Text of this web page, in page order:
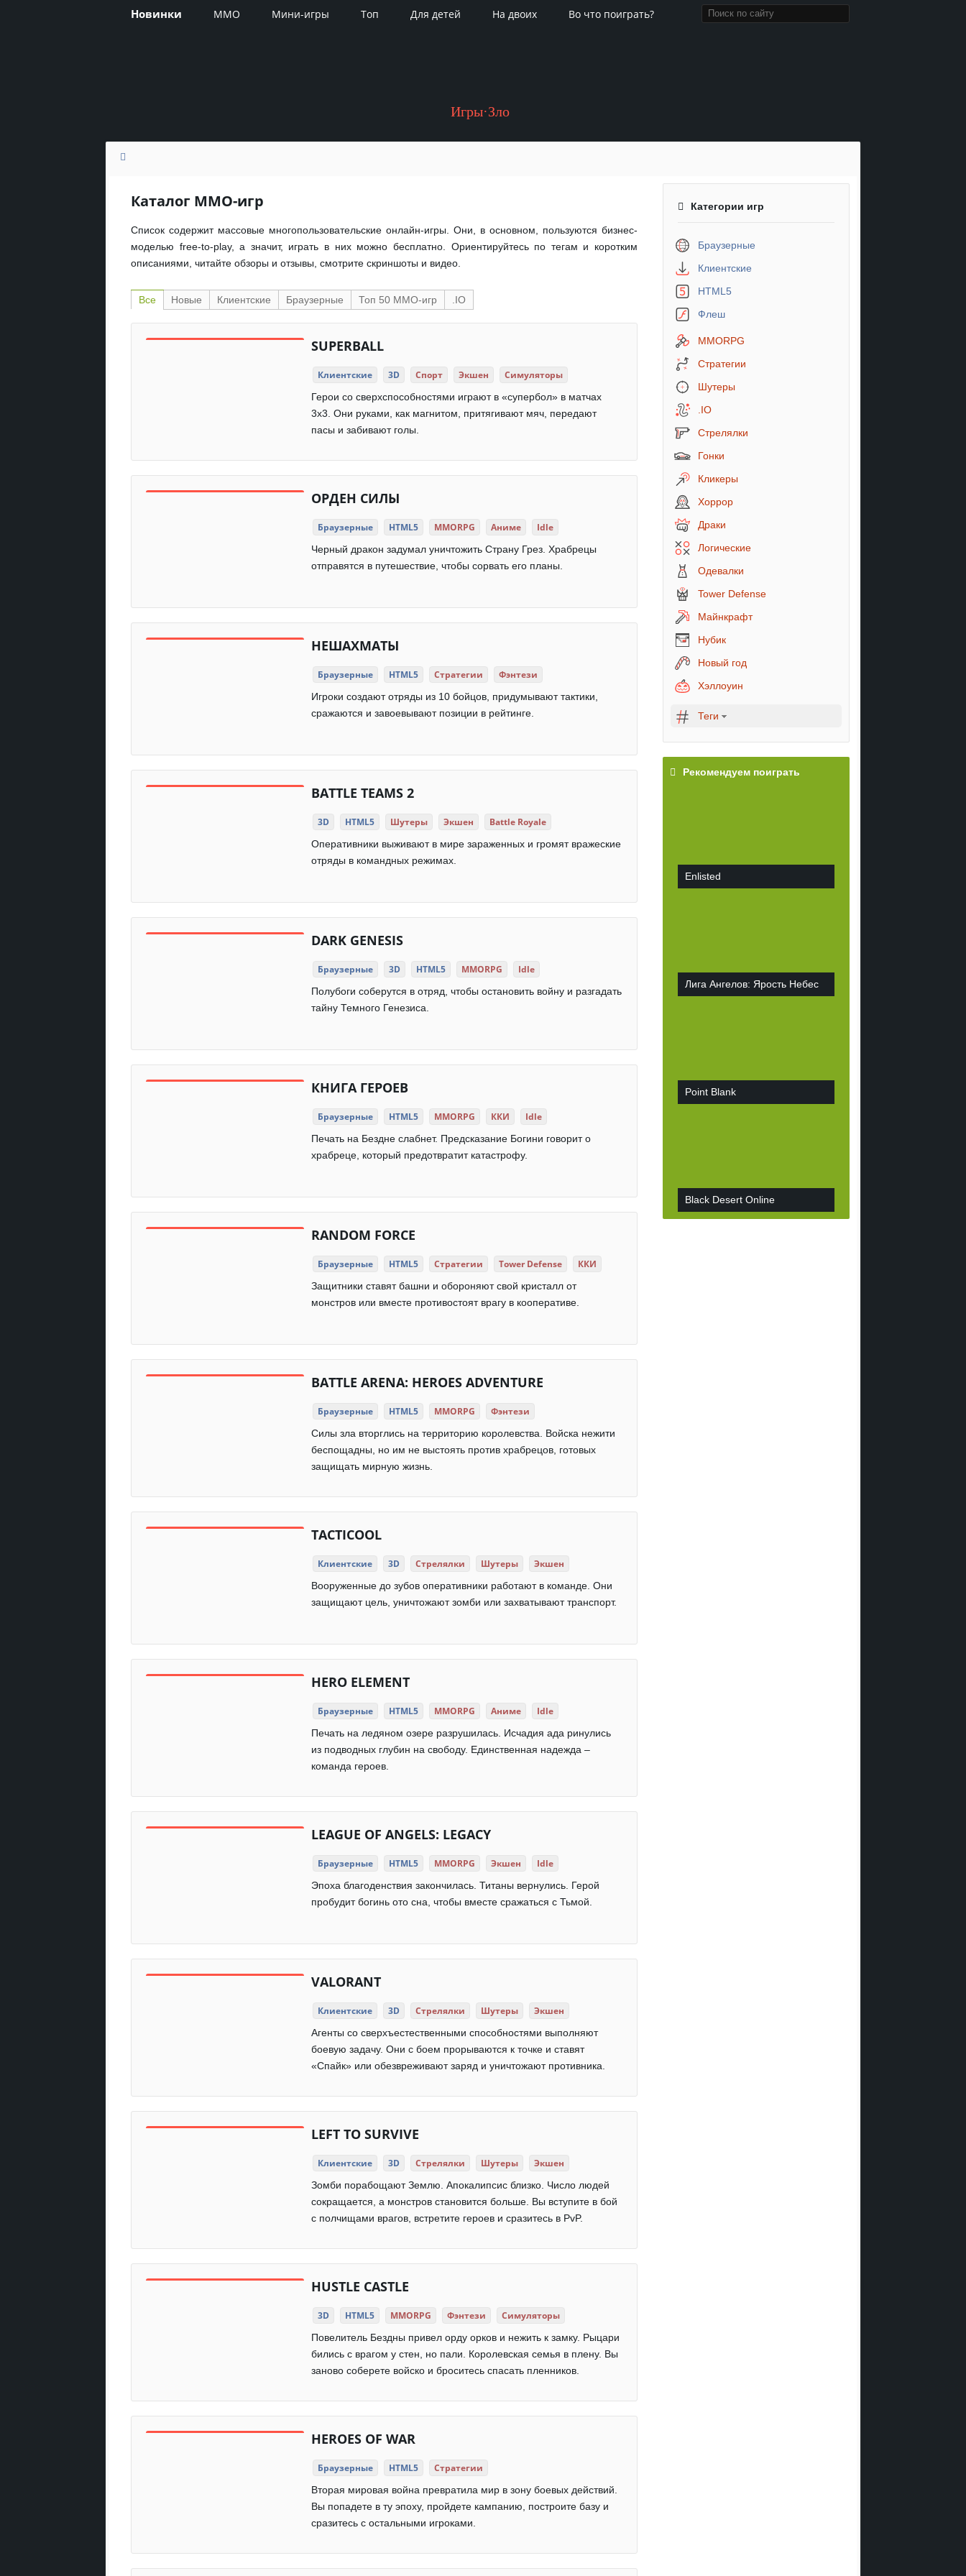
Новинки MMO Мини-игры Топ Для детей На двоих Во что поиграть?
Игры·Зло
Каталог ММО-игр
Список содержит массовые многопользовательские онлайн-игры. Они, в основном, пользуются бизнес-
моделью free-to-play, а значит, играть в них можно бесплатно. Ориентируйтесь по тегам и коротким
описаниями, читайте обзоры и отзывы, смотрите скриншоты и видео.
Все Новые Клиентские Браузерные Топ 50 ММО-игр .IO
SUPERBALL
Клиентские 3D Спорт Экшен Симуляторы
Герои со сверхспособностями играют в «супербол» в матчах
3x3. Они руками, как магнитом, притягивают мяч, передают
пасы и забивают голы.
ОРДЕН СИЛЫ
Браузерные HTML5 MMORPG Аниме Idle
Черный дракон задумал уничтожить Страну Грез. Храбрецы
отправятся в путешествие, чтобы сорвать его планы.
НЕШАХМАТЫ
Браузерные HTML5 Стратегии Фэнтези
Игроки создают отряды из 10 бойцов, придумывают тактики,
сражаются и завоевывают позиции в рейтинге.
BATTLE TEAMS 2
3D HTML5 Шутеры Экшен Battle Royale
Оперативники выживают в мире зараженных и громят вражеские
отряды в командных режимах.
DARK GENESIS
Браузерные 3D HTML5 MMORPG Idle
Полубоги соберутся в отряд, чтобы остановить войну и разгадать
тайну Темного Генезиса.
КНИГА ГЕРОЕВ
Браузерные HTML5 MMORPG ККИ Idle
Печать на Бездне слабнет. Предсказание Богини говорит о
храбреце, который предотвратит катастрофу.
RANDOM FORCE
Браузерные HTML5 Стратегии Tower Defense ККИ
Защитники ставят башни и обороняют свой кристалл от
монстров или вместе противостоят врагу в кооперативе.
BATTLE ARENA: HEROES ADVENTURE
Браузерные HTML5 MMORPG Фэнтези
Силы зла вторглись на территорию королевства. Войска нежити
беспощадны, но им не выстоять против храбрецов, готовых
защищать мирную жизнь.
TACTICOOL
Клиентские 3D Стрелялки Шутеры Экшен
Вооруженные до зубов оперативники работают в команде. Они
защищают цель, уничтожают зомби или захватывают транспорт.
HERO ELEMENT
Браузерные HTML5 MMORPG Аниме Idle
Печать на ледяном озере разрушилась. Исчадия ада ринулись
из подводных глубин на свободу. Единственная надежда –
команда героев.
LEAGUE OF ANGELS: LEGACY
Браузерные HTML5 MMORPG Экшен Idle
Эпоха благоденствия закончилась. Титаны вернулись. Герой
пробудит богинь ото сна, чтобы вместе сражаться с Тьмой.
VALORANT
Клиентские 3D Стрелялки Шутеры Экшен
Агенты со сверхъестественными способностями выполняют
боевую задачу. Они с боем прорываются к точке и ставят
«Спайк» или обезвреживают заряд и уничтожают противника.
LEFT TO SURVIVE
Клиентские 3D Стрелялки Шутеры Экшен
Зомби порабощают Землю. Апокалипсис близко. Число людей
сокращается, а монстров становится больше. Вы вступите в бой
с полчищами врагов, встретите героев и сразитесь в PvP.
HUSTLE CASTLE
3D HTML5 MMORPG Фэнтези Симуляторы
Повелитель Бездны привел орду орков и нежить к замку. Рыцари
бились с врагом у стен, но пали. Королевская семья в плену. Вы
заново соберете войско и броситесь спасать пленников.
HEROES OF WAR
Браузерные HTML5 Стратегии
Вторая мировая война превратила мир в зону боевых действий.
Вы попадете в ту эпоху, пройдете кампанию, построите базу и
сразитесь с остальными игроками.
Категории игр
Браузерные
Клиентские
HTML5
Флеш
MMORPG
Стратегии
Шутеры
.IO
Стрелялки
Гонки
Кликеры
Хоррор
Драки
Логические
Одевалки
Tower Defense
Майнкрафт
Нубик
Новый год
Хэллоуин
Теги
Рекомендуем поиграть
Enlisted
Лига Ангелов: Ярость Небес
Point Blank
Black Desert Online